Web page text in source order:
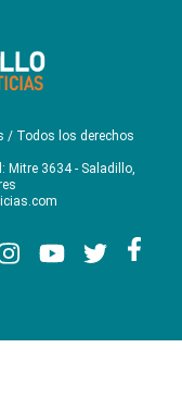
/ Todos los derechos
Mitre 3634 - Saladillo,